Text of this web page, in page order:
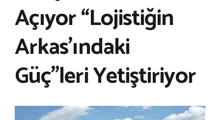
Açıyor “Lojistiğin
Arkas’ındaki
Güç”leri Yetiştiriyor